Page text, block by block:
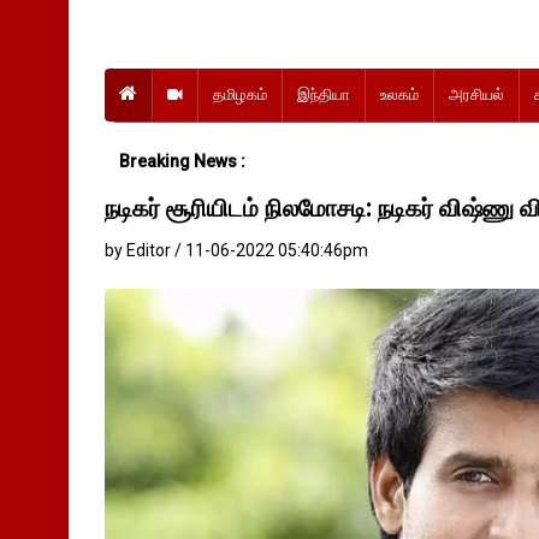
தமிழகம் இந்தியா உலகம் அரசியல்
Breaking News :
நடிகர் சூரியிடம் நிலமோசடி: நடிகர்
by Editor / 11-06-2022 05:40:46pm